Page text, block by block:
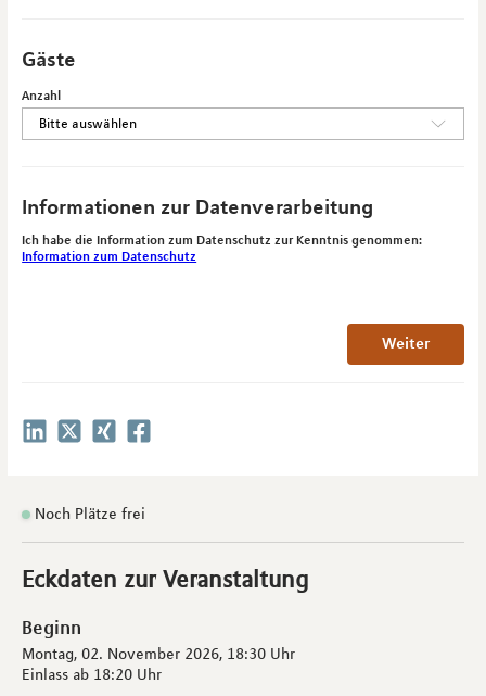
Gäste
Anzahl
Informationen zur Datenverarbeitung
Ich habe die Information zum Datenschutz zur Kenntnis genommen:
Information zum Datenschutz
Weiter
Noch Plätze frei
Eckdaten zur Veranstaltung
Beginn
Montag, 02. November 2026, 18:30 Uhr
Einlass ab 18:20 Uhr